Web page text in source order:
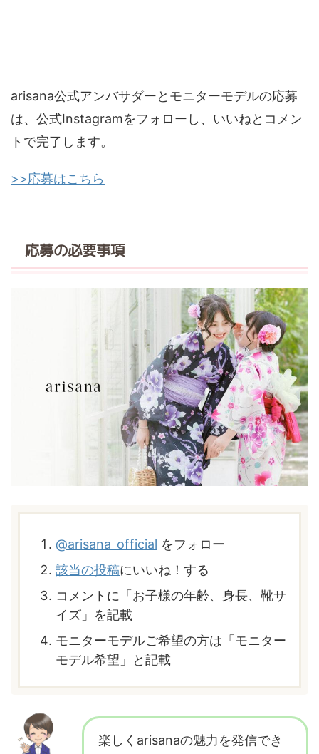
arisana公式アンバサダーとモニターモデルの応募
は、公式Instagramをフォローし、いいねとコメン
トで完了します。
>>応募はこちら
応募の必要事項
@arisana_official をフォロー
該当の投稿にいいね！する
コメントに「お子様の年齢、身長、靴サ
イズ」を記載
モニターモデルご希望の方は「モニター
モデル希望」と記載
楽しくarisanaの魅力を発信でき